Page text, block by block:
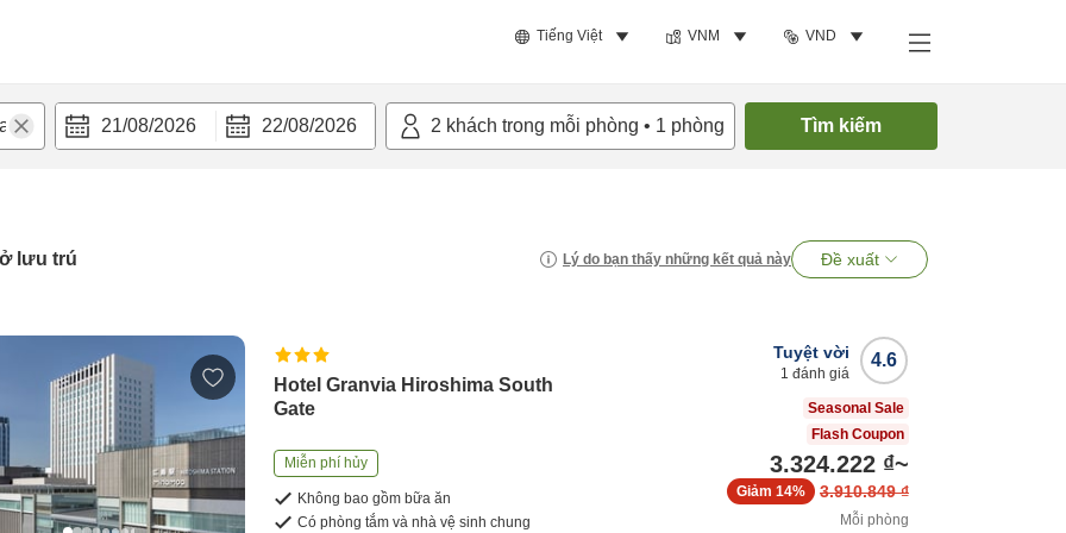
Tiếng Việt VNM VND
21/08/2026 22/08/2026 2 khách trong mỗi phòng • 1 phòng Tìm kiếm
lưu trú Lý do bạn thấy những kết quả này Đề xuất
Hotel Granvia Hiroshima South
Gate
Miễn phí hủy
Không bao gồm bữa ăn
Có phòng tắm và nhà vệ sinh chung
4.6
Tuyệt vời
1 đánh giá
Seasonal Sale
Flash Coupon
3.324.222 ₫~
3.910.849 ₫
Giảm 14%
Mỗi phòng